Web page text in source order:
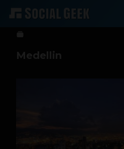
Sergio Ramos 8 de mayo de 2026
Medellin